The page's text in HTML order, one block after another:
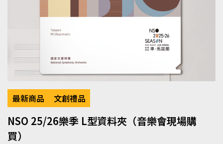
最新商品 文創禮品
NSO 25/26樂季 L型資料夾（音樂會現場購
買）